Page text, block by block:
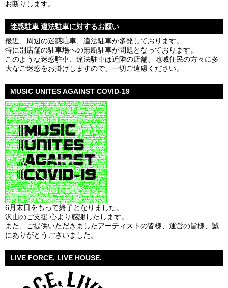
お断りします。
迷惑駐車 違法駐車に対するお願い
最近、周辺の迷惑駐車、違法駐車が多発しております。
特に別店舗の駐車場への無断駐車が問題となっております。
このような迷惑駐車、違法駐車は近隣の店舗、地域住民の方々に多
大なご迷惑をお掛けしますので、一切ご遠慮ください。
MUSIC UNITES AGAINST COVID-19
6月末日をもって終了となりました。
沢山のご支援 心より感謝したします。
また、ご提供いただきましたアーティストの皆様、運営の皆様、誠
にありがとうございました。
LIVE FORCE, LIVE HOUSE.